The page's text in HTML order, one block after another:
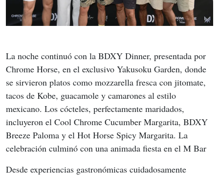
La noche continuó con la BDXY Dinner, presentada por
Chrome Horse, en el exclusivo Yakusoku Garden, donde
se sirvieron platos como mozzarella fresca con jitomate,
tacos de Kobe, guacamole y camarones al estilo
mexicano. Los cócteles, perfectamente maridados,
incluyeron el Cool Chrome Cucumber Margarita, BDXY
Breeze Paloma y el Hot Horse Spicy Margarita. La
celebración culminó con una animada fiesta en el M Bar
Desde experiencias gastronómicas cuidadosamente